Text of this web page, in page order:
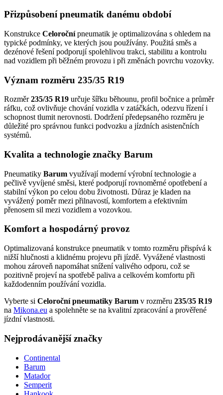
Přizpůsobení pneumatik danému období
Konstrukce Celoročnípneumatik je optimalizována s ohledem na
typické podmínky, ve kterých jsou používány. Použitá směs a
dezénové řešení podporují spolehlivou trakci, stabilitu a kontrolu
nad vozidlem při běžném provozu i při změnách povrchu vozovky.
Význam rozměru 235/35 R19
Rozměr235/35 R19 určuje šířku běhounu, profil bočnice a průměr
ráfku, což ovlivňuje chování vozidla v zatáčkách, odezvu řízení i
schopnost tlumit nerovnosti. Dodržení předepsaného rozměru je
důležité pro správnou funkci podvozku a jízdních asistenčních
systémů.
Kvalita a technologie značky Barum
Pneumatiky Barum využívají moderní výrobní technologie a
pečlivě vyvíjené směsi, které podporují rovnoměrné opotřebení a
stabilní výkon po celou dobu životnosti. Důraz je kladen na
vyvážený poměr mezi přilnavostí, komfortem a efektivním
přenosem sil mezi vozidlem a vozovkou.
Komfort a hospodárný provoz
Optimalizovaná konstrukce pneumatik v tomto rozměru přispívá k
nižší hlučnosti a klidnému projevu při jízdě. Vyvážené vlastnosti
mohou zároveň napomáhat snížení valivého odporu, což se
pozitivně projeví na spotřebě paliva a celkovém komfortu při
každodenním používání vozidla.
Vyberte si Celoroční pneumatiky Barum v rozměru 235/35 R19
na Mikona.eu a spolehněte se na kvalitní zpracování a prověřené
jízdní vlastnosti.
Nejprodávanější značky
Continental
Barum
Matador
Semperit